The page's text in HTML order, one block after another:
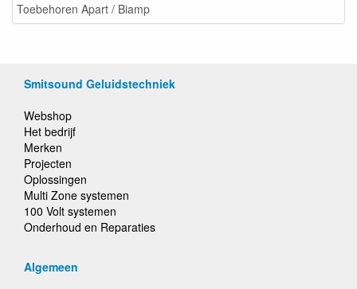
Toebehoren Apart / Biamp
Smitsound Geluidstechniek
Webshop
Het bedrijf
Merken
Projecten
Oplossingen
Multi Zone systemen
100 Volt systemen
Onderhoud en Reparaties
Algemeen